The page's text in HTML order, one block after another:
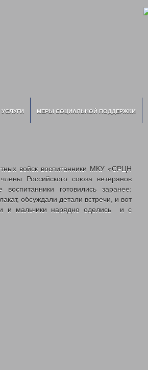
МЕРЫ СОЦИАЛЬНОЙ ПОДДЕРЖКИ
войск воспитанники МКУ «СРЦН
Российского союза ветеранов
готовились заранее:
обсуждали детали встречи, и вот
и мальчики нарядно оделись и с